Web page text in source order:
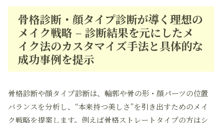
骨格診断・顔タイプ診断が導く理想の
メイク戦略 – 診断結果を元にしたメ
イク法のカスタマイズ手法と具体的な
成功事例を提示
骨格診断や顔タイプ診断は、輪郭や骨の形・顔パーツの位置
バランスを分析し、“本来持つ美しさ”を引き出すためのメイ
ク戦略を提案します。例えば骨格ストレートタイプの方はシ